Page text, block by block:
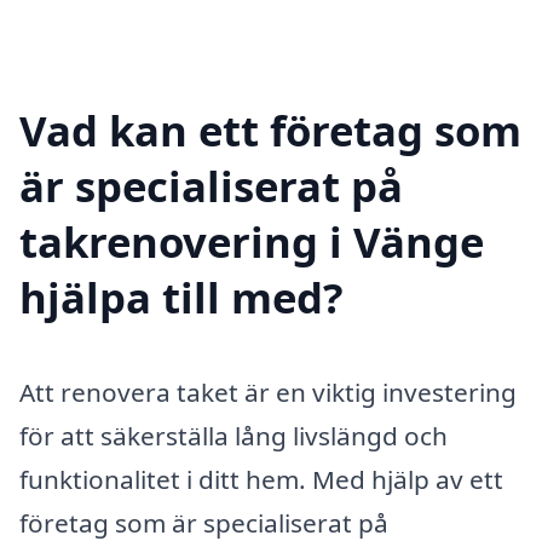
Vad kan ett företag som
är specialiserat på
takrenovering i Vänge
hjälpa till med?
Att renovera taket är en viktig investering
för att säkerställa lång livslängd och
funktionalitet i ditt hem. Med hjälp av ett
företag som är specialiserat på